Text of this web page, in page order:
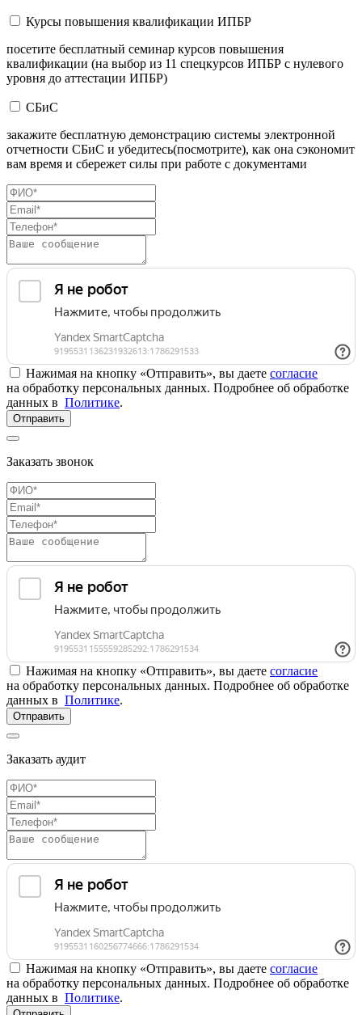
Курсы повышения квалификации ИПБР
посетите бесплатный семинар курсов повышения
квалификации (на выбор из 11 спецкурсов ИПБР с нулевого
уровня до аттестации ИПБР)
СБиС
закажите бесплатную демонстрацию системы электронной
отчетности СБиС и убедитесь(посмотрите), как она сэкономит
вам время и сбережет силы при работе с документами
Нажимая на кнопку «Отправить», вы даете согласие
на обработку персональных данных. Подробнее об обработке
данных в Политике.
Отправить
Заказать звонок
Нажимая на кнопку «Отправить», вы даете согласие
на обработку персональных данных. Подробнее об обработке
данных в Политике.
Отправить
Заказать аудит
Нажимая на кнопку «Отправить», вы даете согласие
на обработку персональных данных. Подробнее об обработке
данных в Политике.